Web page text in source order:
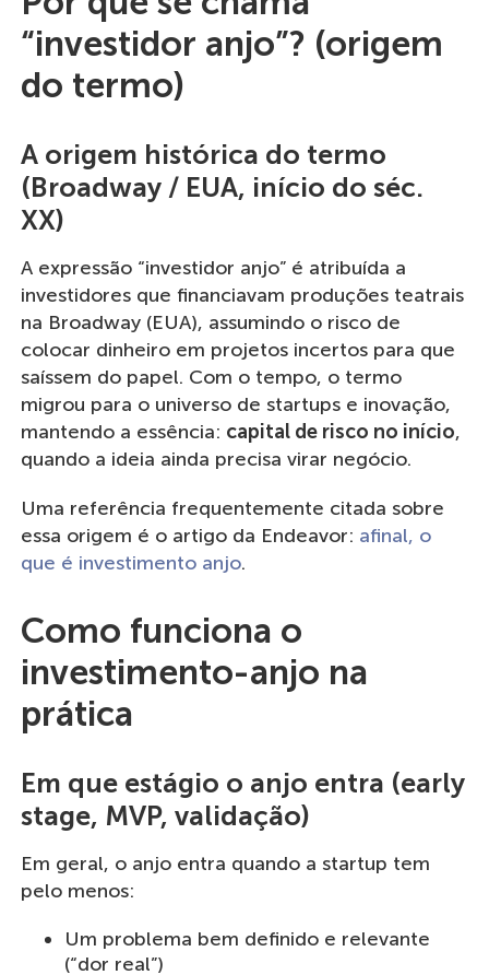
“investidor anjo”? (origem
do termo)
A origem histórica do termo
(Broadway / EUA, início do séc.
XX)
A expressão “investidor anjo” é atribuída a
investidores que financiavam produções teatrais
na Broadway (EUA), assumindo o risco de
colocar dinheiro em projetos incertos para que
saíssem do papel. Com o tempo, o termo
migrou para o universo de startups e inovação,
mantendo a essência: capital de risco no início,
quando a ideia ainda precisa virar negócio.
Uma referência frequentemente citada sobre
essa origem é o artigo da Endeavor: afinal, o
que é investimento anjo.
Como funciona o
investimento-anjo na
prática
Em que estágio o anjo entra (early
stage, MVP, validação)
Em geral, o anjo entra quando a startup tem
pelo menos:
Um problema bem definido e relevante
(“dor real”)